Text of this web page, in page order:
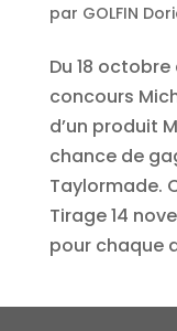
par GOLFIN
Du 18
concours
d’un produit
chance de
Taylormade.
Tirage 14
pour chaque